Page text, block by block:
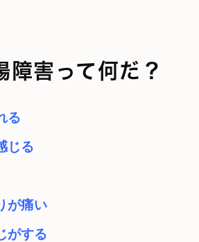
障害って何だ？
る
じる
が痛い
がする